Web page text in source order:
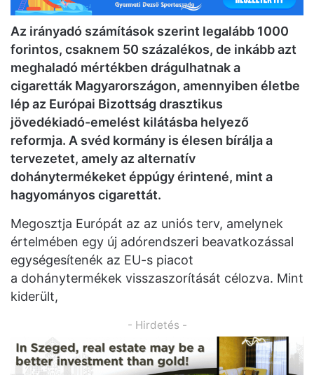
Az irányadó számítások szerint legalább 1000
forintos, csaknem 50 százalékos, de inkább azt
meghaladó mértékben drágulhatnak a
cigaretták Magyarországon, amennyiben életbe
lép az Európai Bizottság drasztikus
jövedékiadó-emelést kilátásba helyező
reformja. A svéd kormány is élesen bírálja a
tervezetet, amely az alternatív
dohánytermékeket éppúgy érintené, mint a
hagyományos cigarettát.
Megosztja Európát az az uniós terv, amelynek
értelmében egy új adórendszeri beavatkozással
egységesítenék az EU-s piacot
a dohánytermékek visszaszorítását célozva. Mint
kiderült,
- Hirdetés -